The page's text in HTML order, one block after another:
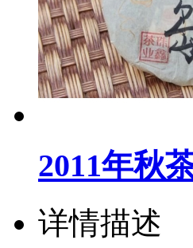
2011年秋
详情描述